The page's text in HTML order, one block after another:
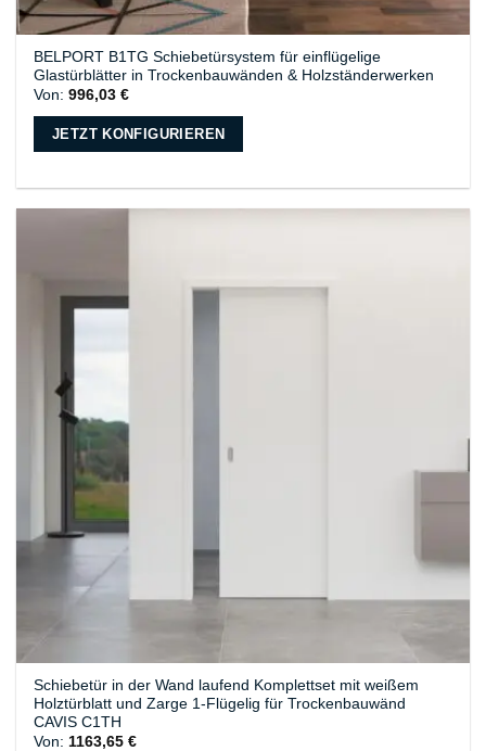
BELPORT B1TG Schiebetürsystem für einflügelige
Glastürblätter in Trockenbauwänden & Holzständerwerken
Von:996,03€
JETZT KONFIGURIEREN
Schiebetür in der Wand laufend Komplettset mit weißem
Holztürblatt und Zarge 1-Flügelig für Trockenbauwänd
CAVIS C1TH
Von:1163,65€